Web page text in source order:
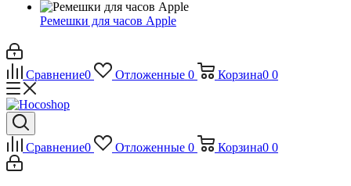
Ремешки для часов Apple
Сравнение0 Отложенные 0 Корзина0 0
Сравнение0 Отложенные 0 Корзина0 0